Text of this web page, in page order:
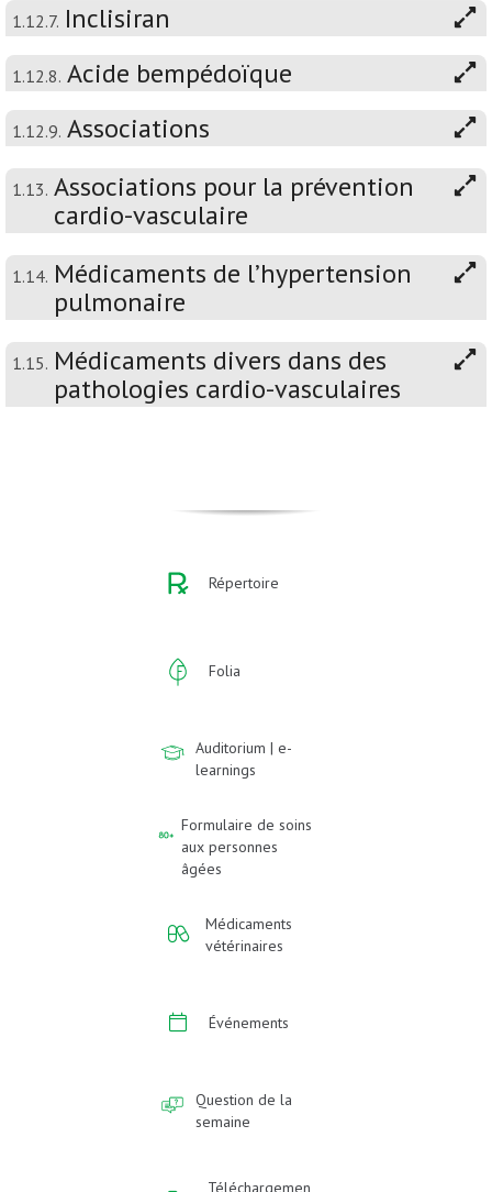
1.12.7. Inclisiran
1.12.8. Acide bempédoïque
1.12.9. Associations
1.13. Associations pour la prévention
cardio-vasculaire
1.14. Médicaments de l’hypertension
pulmonaire
1.15. Médicaments divers dans des
pathologies cardio-vasculaires
Répertoire
Folia
Auditorium | e-
learnings
Formulaire de soins
aux personnes
âgées
Médicaments
vétérinaires
Événements
Question de la
semaine